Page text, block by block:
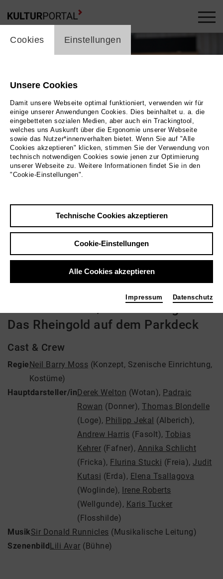
Play
Zurück|Übersicht
Film Info
Deutschland 2020 | 2 min.
Regie: Neil Barry Moss
Video VoD / live
Das Rheingold auf dem Parkdeck
Cast & Crew
RegieNeil Barry Moss (Konzept, Szenische Einrichtung,
Kostüme)
Hauptdarsteller/inDerek Welton (Wotan), Padraic
Rowan (Donner), Thomas Blondelle
(Loge), Philipp Jekal (Alberich),
Andrew Harris (Fasolt), Tobias
Kehrer (Fafner), Annika Schlicht
(Fricka), Flurina Stucki (Freia), Judit
Kutasi (Erda), Elena Tsallagova
(Woglinde), Irene Roberts
(Wellgunde), Karis Tucker
(Flosshilde)
MusikSir Donald Runnicles (Musikalische Leitung)
SzenenbildLili Avar (Bühne)
cookie_layer
Cookies Einstellungen
Unsere Cookies
Damit unsere Webseite optimal funktioniert, verwenden wir für
einige unserer Anwendungen Cookies. Dies beinhaltet u. a. die
eingebetteten sozialen Medien, aber auch ein Trackingtool,
welches uns Auskunft über die Ergonomie unserer Webseite
sowie das Nutzer*innenverhalten bietet. Wenn Sie auf "Alle
Cookies akzeptieren" klicken, stimmen Sie der Verwendung von
technisch notwendigen Cookies sowie jenen zur Optimierung
unserer Webseite zu. Weitere Informationen findet Sie in den
"Cookie-Einstellungen".
Technische Cookies akzeptieren
Cookie-Einstellungen
Alle Cookies akzeptieren
Impressum Datenschutz